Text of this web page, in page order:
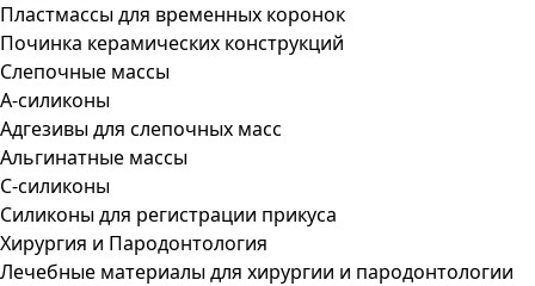
Пластмассы для временных коронок
Починка керамических конструкций
Слепочные массы
А-силиконы
Адгезивы для слепочных масс
Альгинатные массы
С-силиконы
Силиконы для регистрации прикуса
Хирургия и Пародонтология
Лечебные материалы для хирургии и пародонтологии